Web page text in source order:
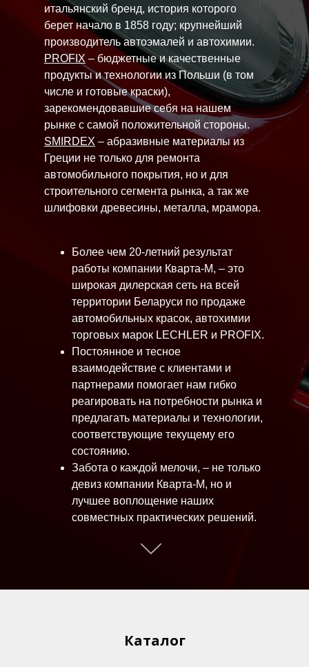
итальянский бренд, история которого
берет начало в 1858 году; крупнейший
производитель автоэмалей и автохимии.
PROFIX – бюджетные и качественные
продукты и технологии из Польши (в том
числе и готовые краски),
зарекомендовавшие себя на нашем
рынке с самой положительной стороны.
SMIRDEX – абразивные материалы из
Греции не только для ремонта
автомобильного покрытия, но и для
строительного сегмента рынка, а так же
шлифовки древесины, металла, мрамора.
Более чем 20-летний результат
работы компании Кварта-М, – это
широкая дилерская сеть на всей
территории Беларуси по продаже
автомобильных красок, автохимии
торговых марок LECHLER и PROFIX.
Постоянное и тесное
взаимодействие с клиентами и
партнерами помогает нам гибко
реагировать на потребности рынка и
предлагать материалы и технологии,
соответствующие текущему его
состоянию.
Забота о каждой мелочи, – не только
девиз компании Кварта-М, но и
лучшее воплощение наших
совместных практических решений.
Каталог